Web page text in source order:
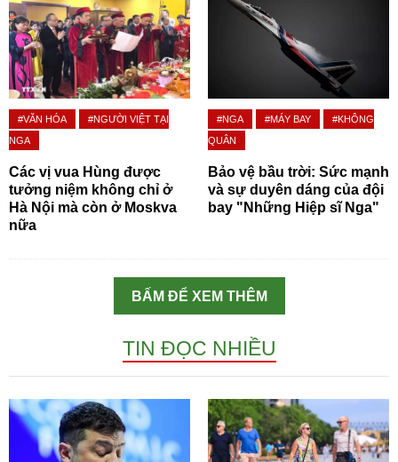
#VĂN HÓA
#NGƯỜI VIỆT TẠI
NGA
Các vị vua Hùng được
tưởng niệm không chỉ ở
Hà Nội mà còn ở Moskva
nữa
#NGA #MÁY BAY
#KHÔNG
QUÂN
Bảo vệ bầu trời: Sức mạnh
và sự duyên dáng của đội
bay "Những Hiệp sĩ Nga"
BẤM ĐỂ XEM THÊM
TIN ĐỌC NHIỀU